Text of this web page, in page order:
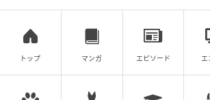
落ちてしまった経験があったという
は1人目の産後、コロナ禍も重なり、
タルの不調から25kgも体重が落ちて
りました。当時はガリガリで疲れや
トップ マンガ エピソード エ